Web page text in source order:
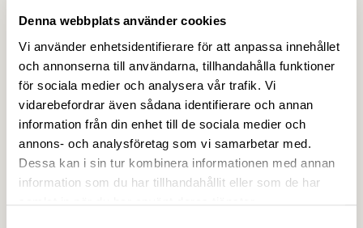
Denna webbplats använder cookies
Vi använder enhetsidentifierare för att anpassa innehållet
och annonserna till användarna, tillhandahålla funktioner
för sociala medier och analysera vår trafik. Vi
vidarebefordrar även sådana identifierare och annan
information från din enhet till de sociala medier och
annons- och analysföretag som vi samarbetar med.
Dessa kan i sin tur kombinera informationen med annan
information som du har tillhandahållit eller som de har
Kontaktperson
Heléne Eklöf
Arbetsmiljöexpert
Skicka e-post till Heléne
08-762 65 21
Heléne arbetar med arbetsmiljöfrågor. Det innefattar
bland annat att hålla utbildningar, att ge råd och vara
ett stöd till medlemmar i frågor som rör deras